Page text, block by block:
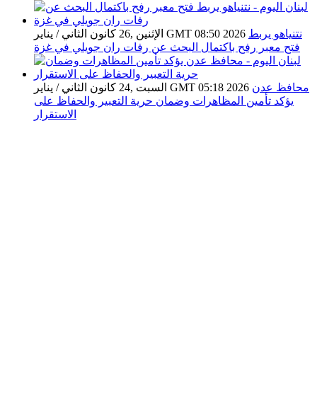
الإثنين ,26 كانون الثاني / يناير GMT 08:50 2026 نتنياهو يربط
فتح معبر رفح باكتمال البحث عن رفات ران جويلي في غزة
السبت ,24 كانون الثاني / يناير GMT 05:18 2026 محافظ عدن
يؤكد تأمين المظاهرات وضمان حرية التعبير والحفاظ على
الاستقرار